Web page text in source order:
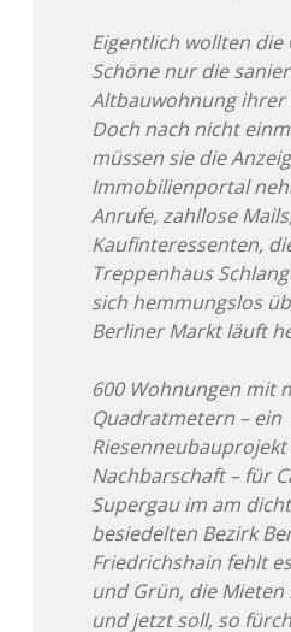
Eigentlich wollten die
Schöne nur die
Altbauwohnung ihrer
Doch nach nicht
müssen sie die
Immobilienportal
Anrufe, zahllose
Kaufinteressenten,
Treppenhaus
sich hemmungslos
Berliner Markt läuft
600 Wohnungen mit
Quadratmetern – ein
Nachbarschaft – für
Supergau im am
besiedelten Bezirk
Friedrichshain fehlt
und Grün, die
und jetzt soll, so